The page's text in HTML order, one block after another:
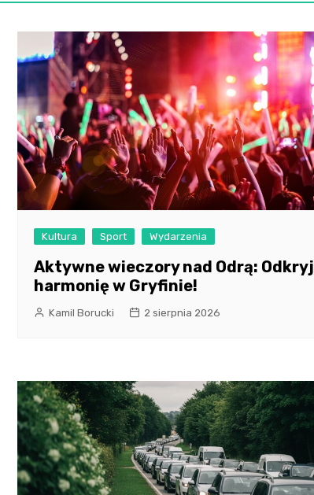
Kultura Sport Wydarzenia
Aktywne wieczory nad Odrą: Odkryj
harmonię w Gryfinie!
Kamil Borucki 2 sierpnia 2026